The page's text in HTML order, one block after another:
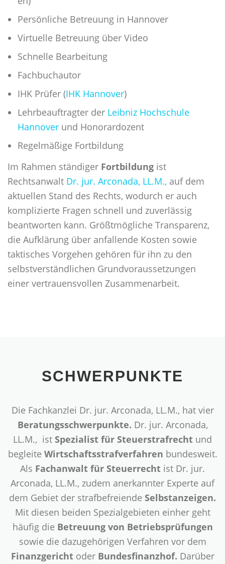
Persönliche Betreuung in Hannover
Virtuelle Betreuung über Video
Schnelle Bearbeitung
Fachbuchautor
IHK Prüfer (IHK Hannover)
Lehrbeauftragter der Leibniz Hochschule
Hannover und Honorardozent
Regelmäßige Fortbildung
Im Rahmen ständiger Fortbildung ist
Rechtsanwalt Dr. jur. Arconada, LL.M., auf dem
aktuellen Stand des Rechts, wodurch er auch
komplizierte Fragen schnell und zuverlässig
beantworten kann. Größtmögliche Transparenz,
die Aufklärung über anfallende Kosten sowie
taktisches Vorgehen gehören für ihn zu den
selbstverständlichen Grundvoraussetzungen
einer vertrauensvollen Zusammenarbeit.
SCHWERPUNKTE
Die Fachkanzlei Dr. jur. Arconada, LL.M., hat vier
Beratungsschwerpunkte. Dr. jur. Arconada,
LL.M., ist Spezialist für Steuerstrafrecht und
begleite Wirtschaftsstrafverfahren bundesweit.
Als Fachanwalt für Steuerrecht ist Dr. jur.
Arconada, LL.M., zudem anerkannter Experte auf
dem Gebiet der strafbefreiende Selbstanzeigen.
Mit diesen beiden Spezialgebieten einher geht
häufig die Betreuung von Betriebsprüfungen
sowie die dazugehörigen Verfahren vor dem
Finanzgerichtoder Bundesfinanzhof. Darüber